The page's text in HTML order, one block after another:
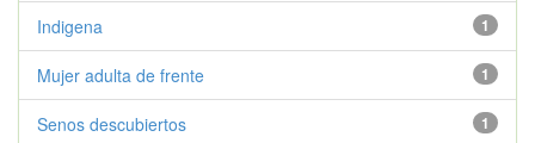
1
Indigena
1
Mujer adulta de frente
1
Senos descubiertos